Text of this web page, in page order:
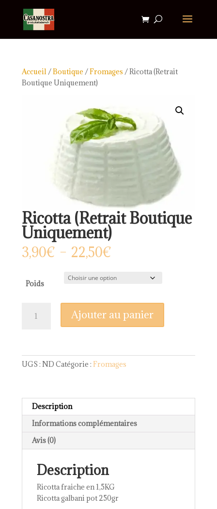
Accueil/Boutique /Fromages / Ricotta (Retrait
Boutique Uniquement)
Ricotta (Retrait Boutique
Uniquement)
3,90€ – 22,50€Plage
prix :
3,90€
22,50€
Poids
Uniquement)
Ajouter au panier
UGS : ND Catégorie : Fromages
Description
Informations complémentaires
Avis (0)
Description
Ricotta fraiche en 1,5KG
Ricotta galbani pot 250gr